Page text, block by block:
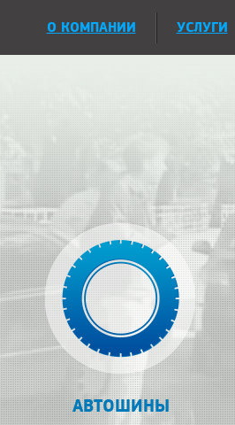
О КОМПАНИИ УСЛУГИ
АВТОШИНЫ